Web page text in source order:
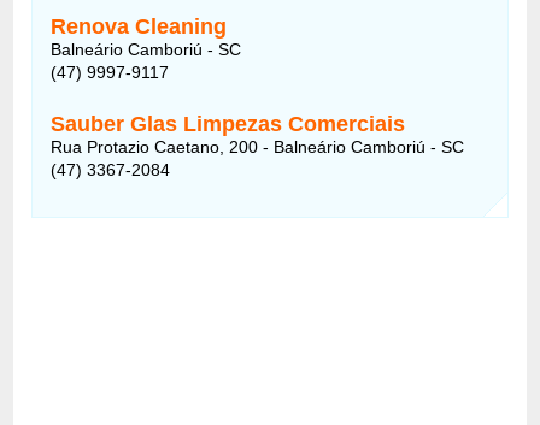
Renova Cleaning
Balneário Camboriú - SC
(47) 9997-9117
Sauber Glas Limpezas Comerciais
Rua Protazio Caetano, 200 - Balneário Camboriú - SC
(47) 3367-2084